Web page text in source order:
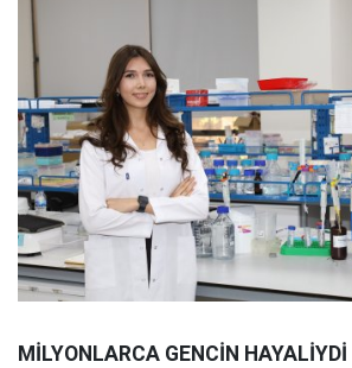
MİLYONLARCA GENCİN HAYALİYDİ